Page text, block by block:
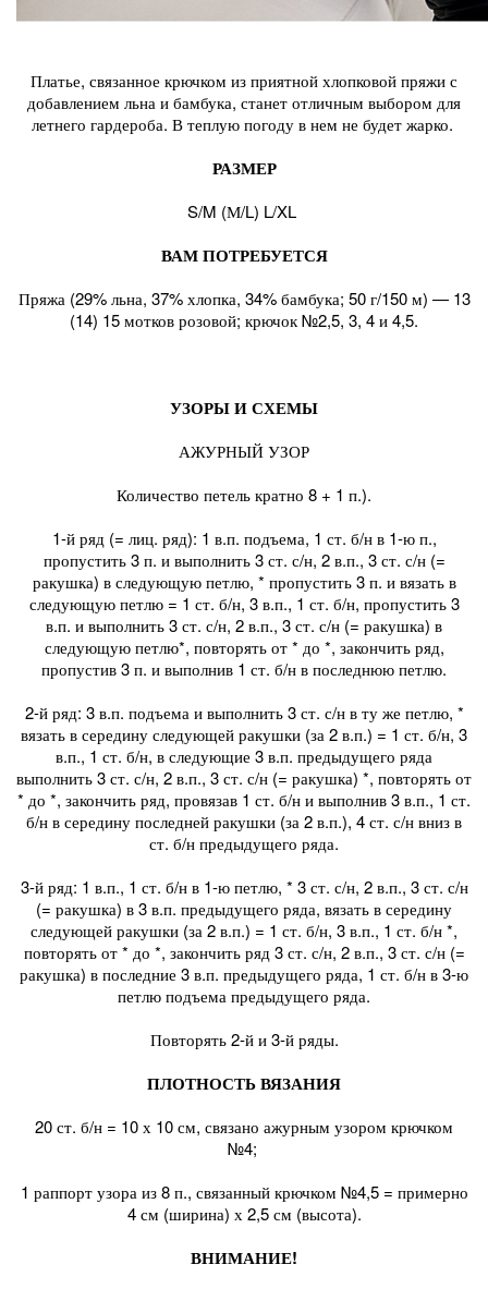
Платье, связанное крючком из приятной хлопковой пряжи с
добавлением льна и бамбука, станет отличным выбором для
летнего гардероба. В теплую погоду в нем не будет жарко.
РАЗМЕР
S/M (М/L) L/XL
ВАМ ПОТРЕБУЕТСЯ
Пряжа (29% льна, 37% хлопка, 34% бамбука; 50 г/150 м) — 13
(14) 15 мотков розовой; крючок №2,5, 3, 4 и 4,5.
УЗОРЫ И СХЕМЫ
АЖУРНЫЙ УЗОР
Количество петель кратно 8 + 1 п.).
1-й ряд (= лиц. ряд): 1 в.п. подъема, 1 ст. б/н в 1-ю п.,
пропустить 3 п. и выполнить 3 ст. с/н, 2 в.п., 3 ст. с/н (=
ракушка) в следующую петлю, * пропустить 3 п. и вязать в
следующую петлю = 1 ст. б/н, 3 в.п., 1 ст. б/н, пропустить 3
в.п. и выполнить 3 ст. с/н, 2 в.п., 3 ст. с/н (= ракушка) в
следующую петлю*, повторять от * до *, закончить ряд,
пропустив 3 п. и выполнив 1 ст. б/н в последнюю петлю.
2-й ряд: 3 в.п. подъема и выполнить 3 ст. с/н в ту же петлю, *
вязать в середину следующей ракушки (за 2 в.п.) = 1 ст. б/н, 3
в.п., 1 ст. б/н, в следующие 3 в.п. предыдущего ряда
выполнить 3 ст. с/н, 2 в.п., 3 ст. с/н (= ракушка) *, повторять от
* до *, закончить ряд, провязав 1 ст. б/н и выполнив 3 в.п., 1 ст.
б/н в середину последней ракушки (за 2 в.п.), 4 ст. с/н вниз в
ст. б/н предыдущего ряда.
3-й ряд: 1 в.п., 1 ст. б/н в 1-ю петлю, * 3 ст. с/н, 2 в.п., 3 ст. с/н
(= ракушка) в 3 в.п. предыдущего ряда, вязать в середину
следующей ракушки (за 2 в.п.) = 1 ст. б/н, 3 в.п., 1 ст. б/н *,
повторять от * до *, закончить ряд 3 ст. с/н, 2 в.п., 3 ст. с/н (=
ракушка) в последние 3 в.п. предыдущего ряда, 1 ст. б/н в 3-ю
петлю подъема предыдущего ряда.
Повторять 2-й и 3-й ряды.
ПЛОТНОСТЬ ВЯЗАНИЯ
20 ст. б/н = 10 х 10 см, связано ажурным узором крючком
№4;
1 раппорт узора из 8 п., связанный крючком №4,5 = примерно
4 см (ширина) х 2,5 см (высота).
ВНИМАНИЕ!